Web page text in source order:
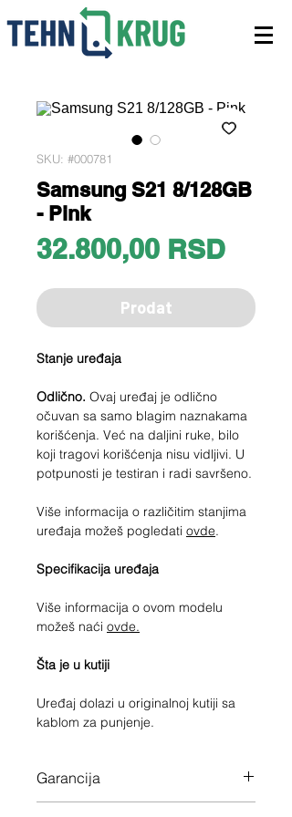
SKU: #000781
Samsung S21 8/128GB
- Pink
32.800,00 RSDPrice
Prodat
Stanje uređaja
Odlično. Ovaj uređaj je odlično
očuvan sa samo blagim naznakama
korišćenja. Već na daljini ruke, bilo
koji tragovi korišćenja nisu vidljivi. U
potpunosti je testiran i radi savršeno.
Više informacija o različitim stanjima
uređaja možeš pogledati ovde.
Specifikacija uređaja
Više informacija o ovom modelu
možeš naći ovde.
Šta je u kutiji
Uređaj dolazi u originalnoj kutiji sa
kablom za punjenje.
Garancija